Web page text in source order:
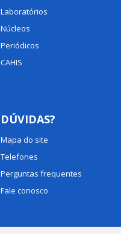
Laboratórios
Núcleos
Periódicos
CAHIS
DÚVIDAS?
Mapa do site
Telefones
Perguntas frequentes
Fale conosco